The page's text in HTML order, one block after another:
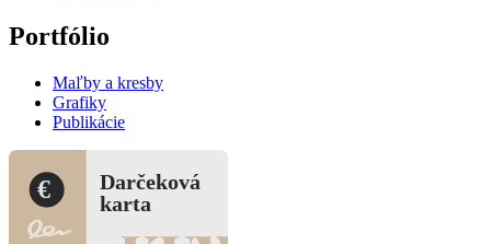
Portfólio
Maľby a kresby
Grafiky
Publikácie
Darčeková
karta
€